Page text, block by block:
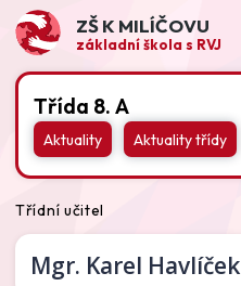
ZŠ K MILÍČOVU
základní škola s RVJ
Třída 8. A
Aktuality Aktuality třídy
Třídní učitel
Mgr. Karel Havlíček